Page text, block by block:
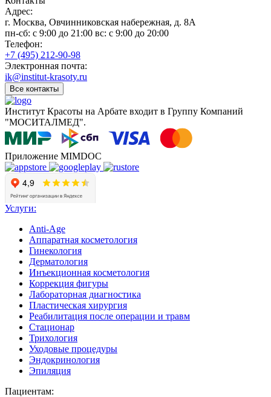
Адрес:
г. Москва, Овчинниковская набережная, д. 8А
пн-сб: с 9:00 до 21:00 вс: с 9:00 до 20:00
Телефон:
+7 (495) 212-90-98
Электронная почта:
ik@institut-krasoty.ru
Все контакты
Институт Красоты на Арбате входит в Группу Компаний
"МОСИТАЛМЕД".
Приложение MIMDOC
Институт красоты на карте Москвы — Яндекс Карты
Услуги:
Anti-Age
Аппаратная косметология
Гинекология
Дерматология
Инъекционная косметология
Коррекция фигуры
Лабораторная диагностика
Пластическая хирургия
Реабилитация после операции и травм
Стационар
Трихология
Уходовые процедуры
Эндокринология
Эпиляция
Пациентам: